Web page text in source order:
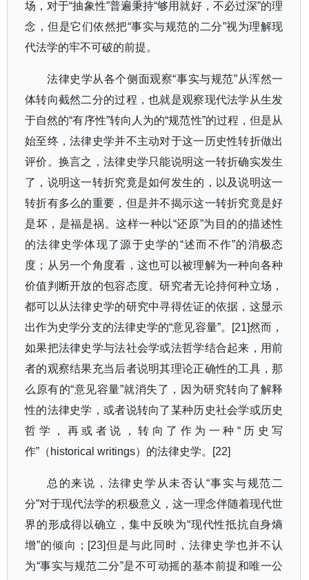
场，对于“抽象性”普遍秉持“够用就好，不必过深”的理
念，但是它们依然把“事实与规范的二分”视为理解现
代法学的牢不可破的前提。
法律史学从各个侧面观察“事实与规范”从浑然一
体转向截然二分的过程，也就是观察现代法学从生发
于自然的“有序性”转向人为的“规范性”的过程，但是从
始至终，法律史学并不主动对于这一历史性转折做出
评价。换言之，法律史学只能说明这一转折确实发生
了，说明这一转折究竟是如何发生的，以及说明这一
转折有多么的重要，但是并不揭示这一转折究竟是好
是坏，是福是祸。这样一种以“还原”为目的的描述性
的法律史学体现了源于史学的“述而不作”的消极态
度；从另一个角度看，这也可以被理解为一种向各种
价值判断开放的包容态度。研究者无论持何种立场，
都可以从法律史学的研究中寻得佐证的依据，这显示
出作为史学分支的法律史学的“意见容量”。 [21]然而，
如果把法律史学与法社会学或法哲学结合起来，用前
者的观察结果充当后者说明其理论正确性的工具，那
么原有的“意见容量”就消失了，因为研究转向了解释
性的法律史学，或者说转向了某种历史社会学或历史
哲学，再或者说，转向了作为一种 “历史写
作” （ historical writings）的法律史学。 [22]
总的来说，法律史学从未否认 “事实与规范二
分”对于现代法学的积极意义，这一理念伴随着现代世
界的形成得以确立，集中反映为“现代性抵抗自身熵
增”的倾向； [23]但是与此同时，法律史学也并不认
为“事实与规范二分”是不可动摇的基本前提和唯一公